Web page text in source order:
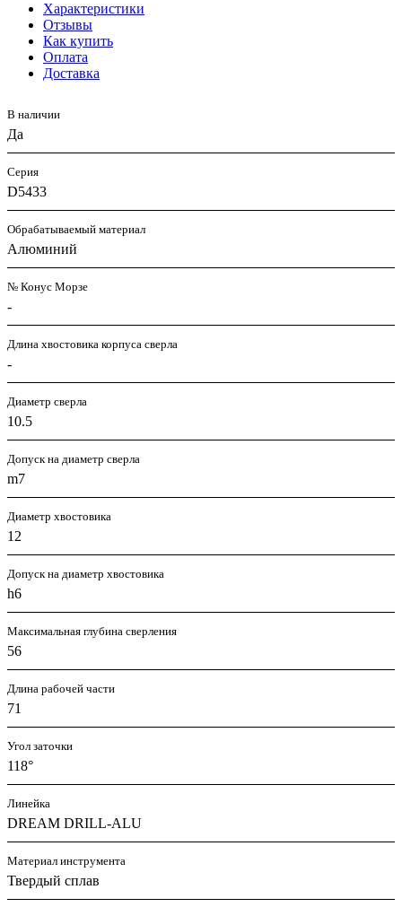
Характеристики
Отзывы
Как купить
Оплата
Доставка
В наличии
Да
Серия
D5433
Обрабатываемый материал
Алюминий
№ Конус Морзе
-
Длина хвостовика корпуса сверла
-
Диаметр сверла
10.5
Допуск на диаметр сверла
m7
Диаметр хвостовика
12
Допуск на диаметр хвостовика
h6
Максимальная глубина сверления
56
Длина рабочей части
71
Угол заточки
118°
Линейка
DREAM DRILL-ALU
Материал инструмента
Твердый сплав